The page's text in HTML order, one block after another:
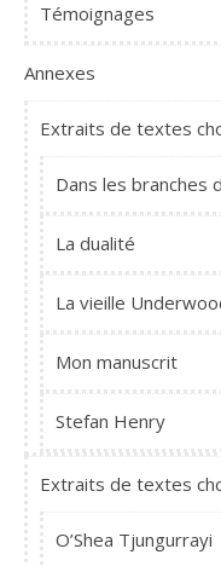
Témoignages
Annexes
Extraits de textes
Dans les branches
La dualité
La vieille
Mon manuscrit
Stefan Henry
Extraits de textes
O’Shea Tjungurrayi